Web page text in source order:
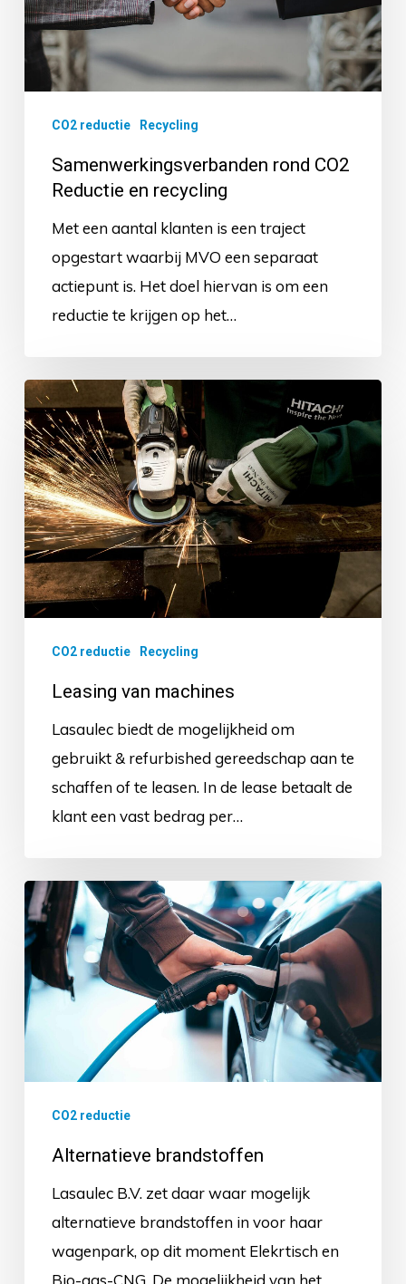
recycling
CO2 reductie Recycling
Samenwerkingsverbanden rond CO2
Reductie en recycling
Met een aantal klanten is een traject
opgestart waarbij MVO een separaat
actiepunt is. Het doel hiervan is om een
reductie te krijgen op het…
Leasing
van
machines
CO2 reductie Recycling
Leasing van machines
Lasaulec biedt de mogelijkheid om
gebruikt & refurbished gereedschap aan te
schaffen of te leasen. In de lease betaalt de
klant een vast bedrag per…
Alternatieve
brandstoffen
CO2 reductie
Alternatieve brandstoffen
Lasaulec B.V. zet daar waar mogelijk
alternatieve brandstoffen in voor haar
wagenpark, op dit moment Elekrtisch en
Bio-gas-CNG. De mogelijkheid van het